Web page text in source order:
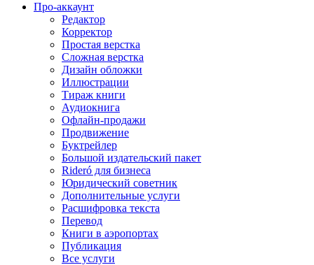
Про-аккаунт
Редактор
Корректор
Простая верстка
Сложная верстка
Дизайн обложки
Иллюстрации
Тираж книги
Аудиокнига
Офлайн-продажи
Продвижение
Буктрейлер
Большой издательский пакет
Rideró для бизнеса
Юридический советник
Дополнительные услуги
Расшифровка текста
Перевод
Книги в аэропортах
Публикация
Все услуги